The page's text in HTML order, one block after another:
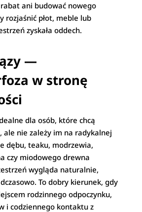
ani budować nowego
rozjaśnić płot, meble lub
zyskała oddech.
—
w stronę
dla osób, które chcą
ale nie zależy im na radykalnej
dębu, teaku, modrzewia,
czy miodowego drewna
wygląda naturalnie,
To dobry kierunek, gdy
rodzinnego odpoczynku,
i codziennego kontaktu z